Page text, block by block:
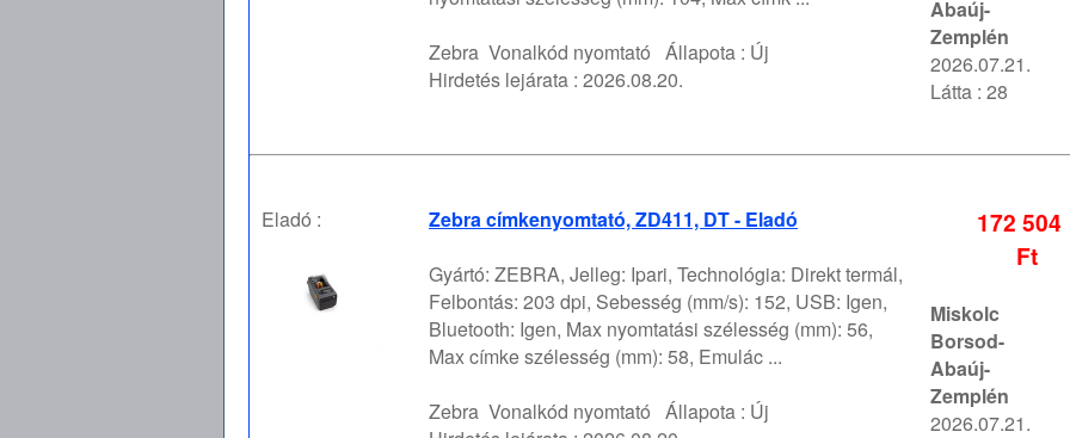
Zebra Vonalkód nyomtató Állapota : Új
Hirdetés lejárata : 2026.08.20.
Abaúj-
Zemplén
2026.07.21.
Látta : 28
Eladó :
Zebra címkenyomtató, ZD411, DT - Eladó
Gyártó: ZEBRA, Jelleg: Ipari, Technológia: Direkt termál,
Felbontás: 203 dpi, Sebesség (mm/s): 152, USB: Igen,
Bluetooth: Igen, Max nyomtatási szélesség (mm): 56,
Max címke szélesség (mm): 58, Emulác ...
Zebra Vonalkód nyomtató Állapota : Új
172 504
Ft
Miskolc
Borsod-
Abaúj-
Zemplén
2026.07.21.